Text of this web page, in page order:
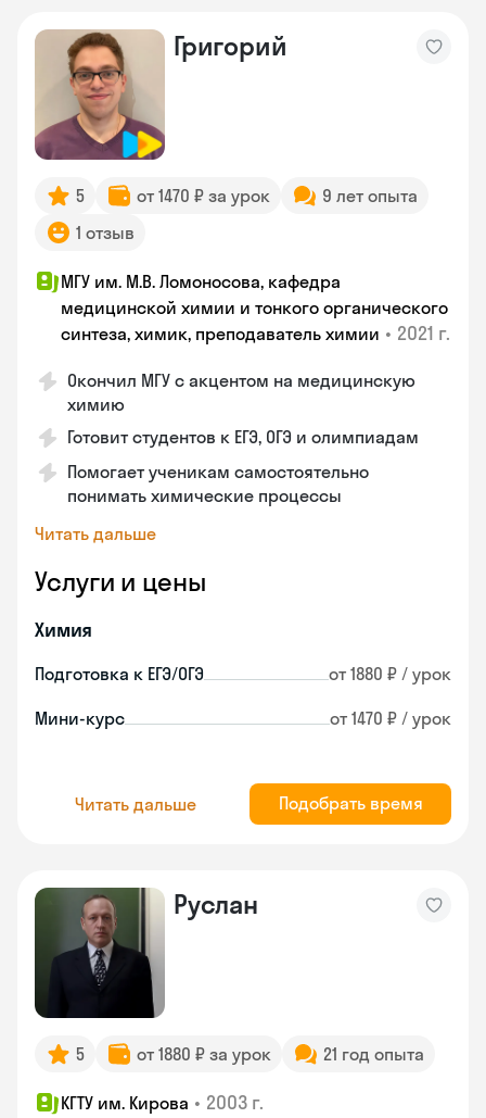
Григорий
5 от 1470 ₽ за урок
9 лет опыта
1 отзыв
МГУ им. М.В. Ломоносова, кафедра
медицинской химии и тонкого органического
синтеза, химик, преподаватель химии • 2021 г.
Окончил МГУ с акцентом на медицинскую
химию
Готовит студентов к ЕГЭ, ОГЭ и олимпиадам
Помогает ученикам самостоятельно
понимать химические процессы
Читать дальше
Услуги и цены
Химия
Подготовка к ЕГЭ/ОГЭ от 1880 ₽ / урок
Мини-курс от 1470 ₽ / урок
Читать дальше Подобрать время
Руслан
5 от 1880 ₽ за урок 21 год опыта
КГТУ им. Кирова • 2003 г.